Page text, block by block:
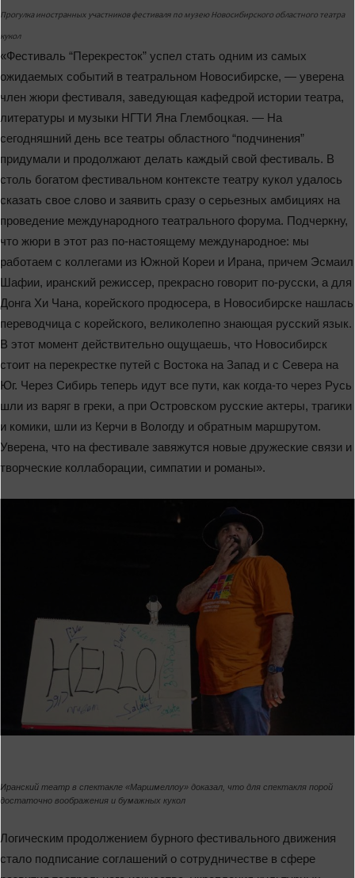
Прогулка иностранных участников фестиваля по музею Новосибирского областного театра
кукол
«Фестиваль “Перекресток” успел стать одним из самых
ожидаемых событий в театральном Новосибирске, — уверена
член жюри фестиваля, заведующая кафедрой истории театра,
литературы и музыки НГТИ Яна Глембоцкая. — На
сегодняшний день все театры областного “подчинения”
придумали и продолжают делать каждый свой фестиваль. В
столь богатом фестивальном контексте театру кукол удалось
сказать свое слово и заявить сразу о серьезных амбициях на
проведение международного театрального форума. Подчеркну,
что жюри в этот раз по-настоящему международное: мы
работаем с коллегами из Южной Кореи и Ирана, причем Эсмаил
Шафии, иранский режиссер, прекрасно говорит по-русски, а для
Донга Хи Чана, корейского продюсера, в Новосибирске нашлась
переводчица с корейского, великолепно знающая русский язык.
В этот момент действительно ощущаешь, что Новосибирск
стоит на перекрестке путей с Востока на Запад и с Севера на
Юг. Через Сибирь теперь идут все пути, как когда-то через Русь
шли из варяг в греки, а при Островском русские актеры, трагики
и комики, шли из Керчи в Вологду и обратным маршрутом.
Уверена, что на фестивале завяжутся новые дружеские связи и
творческие коллаборации, симпатии и романы».
Иранский театр в спектакле «Маршмеллоу» доказал, что для спектакля порой
достаточно воображения и бумажных кукол
Логическим продолжением бурного фестивального движения
стало подписание соглашений о сотрудничестве в сфере